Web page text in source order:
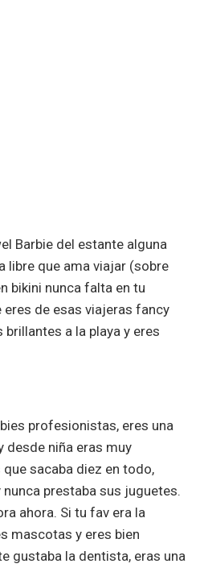
Barbie del estante alguna
libre que ama viajar (sobre
bikini nunca falta en tu
de esas viajeras fancy
a la playa y eres
profesionistas, eres una
desde niña eras muy
sacaba diez en todo,
prestaba sus juguetes.
ahora. Si tu fav era la
mascotas y eres bien
gustaba la dentista, eras una